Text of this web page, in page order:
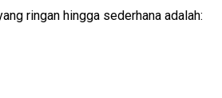
ringan hingga sederhana adalah: